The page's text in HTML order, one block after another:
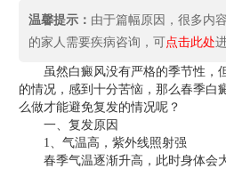
温馨提示： 由于篇幅原因，很多内
的家人需要疾病咨询，可点击此处
虽然白癜风没有严格的季节性，
的情况，感到十分苦恼，那么春季白
么做才能避免复发的情况呢？
一、复发原因
1、气温高，紫外线照射强
春季气温逐渐升高，此时身体会